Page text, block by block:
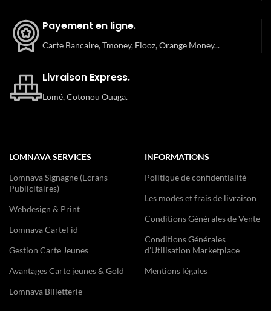
Payement en ligne.
Carte Bancaire, Tmoney, Flooz, Orange Money...
Livraison Express.
Lomé, Cotonou Ouaga.
LOMNAVA SERVICES
Lomnava Signagne (Ecrans
Publicitaires)
Webdesign & Print
Lomnava CarteFid
Gestion Carte Jeunes
Avantages Carte jeunes & Gold
Lomnava Billetterie
INFORMATIONS
Politique de confidentialité
Les modes et frais de livraison
Conditions Générales de Vente
Conditions Générales
d’Utilisation Marketplace
Mentions légales